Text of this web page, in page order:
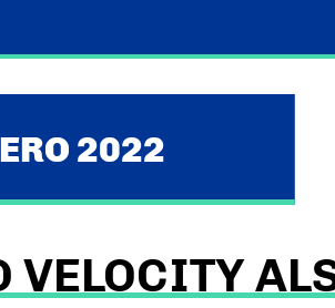
2022
VELOCITY